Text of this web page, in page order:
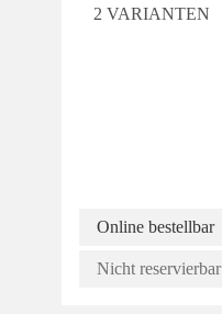
2 VARIANTEN
Online bestellbar
Nicht reservierbar